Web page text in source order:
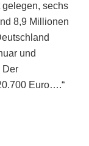
sechs
8,9 Millionen
und
Der
Euro….“